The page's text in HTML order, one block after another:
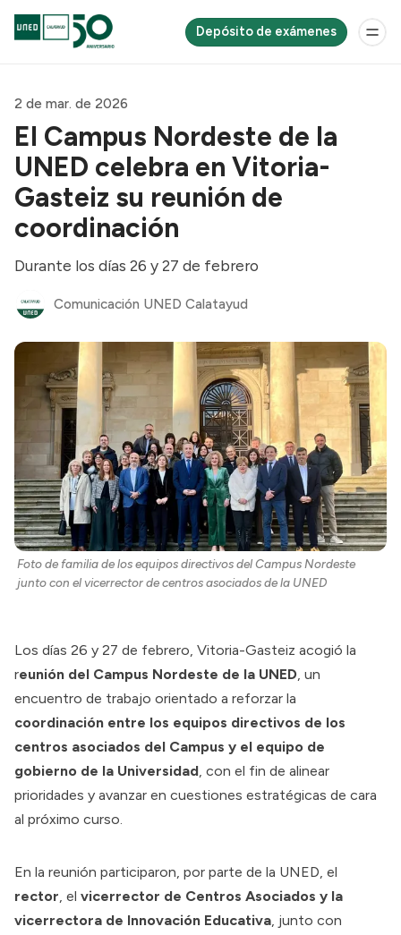
Depósito de exámenes
2 de mar. de 2026
El Campus Nordeste de la
UNED celebra en Vitoria-
Gasteiz su reunión de
coordinación
Durante los días 26 y 27 de febrero
Comunicación UNED Calatayud
Foto de familia de los equipos directivos del Campus Nordeste
junto con el vicerrector de centros asociados de la UNED
Los días 26 y 27 de febrero, Vitoria-Gasteiz acogió la
reunión del Campus Nordeste de la UNED, un
encuentro de trabajo orientado a reforzar la
coordinación entre los equipos directivos de los
centros asociados del Campus y el equipo de
gobierno de la Universidad, con el fin de alinear
prioridades y avanzar en cuestiones estratégicas de cara
al próximo curso.
En la reunión participaron, por parte de la UNED, el
rector, el vicerrector de Centros Asociados y la
vicerrectora de Innovación Educativa, junto con